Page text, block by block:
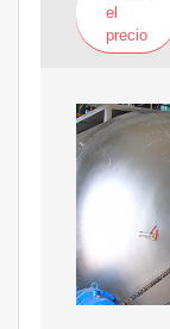
el
precio